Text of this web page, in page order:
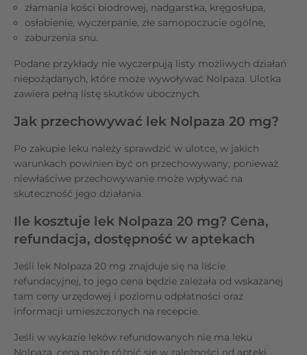
złamania kości biodrowej, nadgarstka, kręgosłupa,
osłabienie, wyczerpanie, złe samopoczucie ogólne,
zaburzenia snu.
Podane przykłady nie wyczerpują listy możliwych działań
niepożądanych, które może wywoływać Nolpaza. Ulotka
zawiera pełną listę skutków ubocznych.
Jak przechowywać lek Nolpaza 20 mg?
Po zakupie leku należy sprawdzić w ulotce, w jakich
warunkach powinien być on przechowywany, ponieważ
niewłaściwe przechowywanie może wpływać na
skuteczność jego działania.
Ile kosztuje lek Nolpaza 20 mg? Cena,
refundacja, dostępność w aptekach
Jeśli lek Nolpaza 20 mg znajduje się na liście
refundacyjnej, to jego cena będzie zależała od wskazanej
tam ceny urzędowej i poziomu odpłatności oraz
informacji umieszczonych na recepcie.
Jeśli w wykazie leków refundowanych nie ma leku
Nolpaza, cena może różnić się w zależności od apteki.